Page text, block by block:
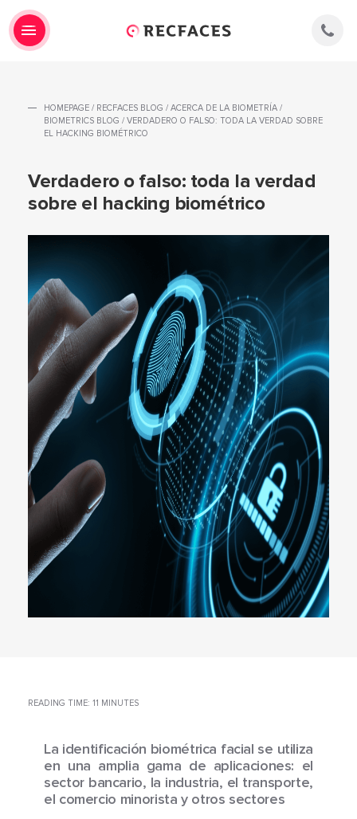
HOMEPAGE / RECFACES BLOG / ACERCA DE LA BIOMETRÍA /
BIOMETRICS BLOG / VERDADERO O FALSO: TODA LA VERDAD SOBRE
EL HACKING BIOMÉTRICO
Verdadero o falso: toda la verdad
sobre el hacking biométrico
READING TIME: 11 MINUTES
La identificación biométrica facial se utiliza
en una amplia gama de aplicaciones: el
sector bancario, la industria, el transporte,
el comercio minorista y otros sectores